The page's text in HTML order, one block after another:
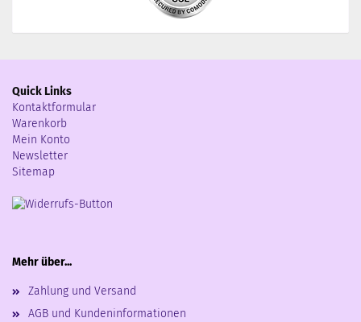
Quick Links
Kontaktformular
Warenkorb
Mein Konto
Newsletter
Sitemap
Mehr über...
Zahlung und Versand
AGB und Kundeninformationen